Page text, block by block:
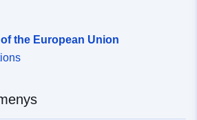
the European Union